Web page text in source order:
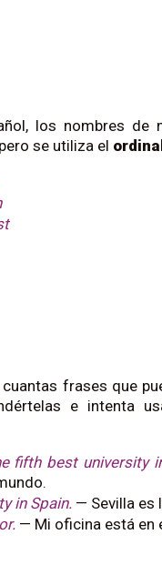
los nombres de
se utiliza el ordinal
frases que
e intenta
fifth best university
in Spain.— Sevilla es
— Mi oficina está en